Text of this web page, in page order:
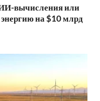
вычисления или
на $10 млрд